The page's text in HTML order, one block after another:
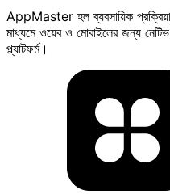
AppMaster হল ব্যবসায়িক
মাধ্যমে ওয়েব ও মোবাইলের জন্য
প্ল্যাটফর্ম।